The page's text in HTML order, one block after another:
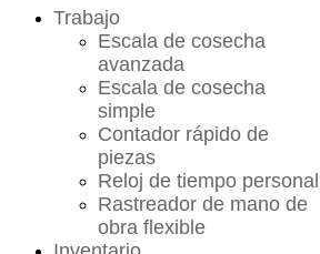
Trabajo
Escala de cosecha
avanzada
Escala de cosecha
simple
Contador rápido de
piezas
Reloj de tiempo personal
Rastreador de mano de
obra flexible